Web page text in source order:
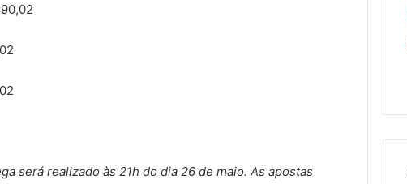
será realizado às 21h do dia 26 de maio. As apostas